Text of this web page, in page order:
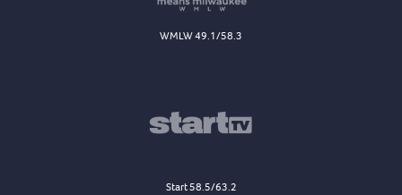
WMLW 49.1/58.3
Start 58.5/63.2